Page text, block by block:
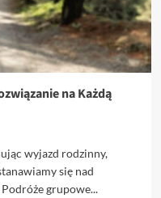
na Każdą
wyjazd rodzinny,
się nad
grupowe...